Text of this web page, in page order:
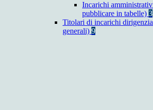
Incarichi
pubblicare in tabelle) 3
Titolari di incarichi
generali) 9